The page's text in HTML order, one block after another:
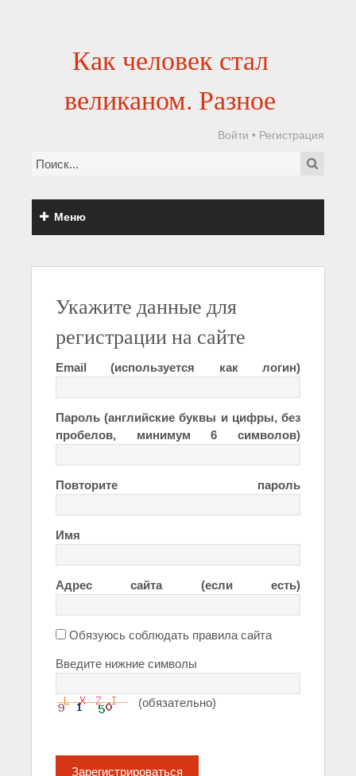
Как человек стал
великаном. Разное
Войти • Регистрация
Меню
Укажите данные для
регистрации на сайте
Email (используется как логин)
Пароль (английские буквы и цифры, без
пробелов, минимум 6 символов)
Повторите пароль
Имя
Адрес сайта (если есть)
Обязуюсь соблюдать правила сайта
Введите нижние символы
(обязательно)
Зарегистрироваться